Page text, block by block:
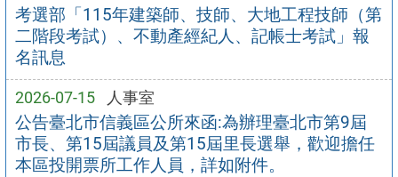
考選部「115年建築師、技師、大地工程技師（第
二階段考試）、不動產經紀人、記帳士考試」報
名訊息
2026-07-15 人事室
公告臺北市信義區公所來函:為辦理臺北市第9屆
市長、第15屆議員及第15屆里長選舉，歡迎擔任
本區投開票所工作人員，詳如附件。